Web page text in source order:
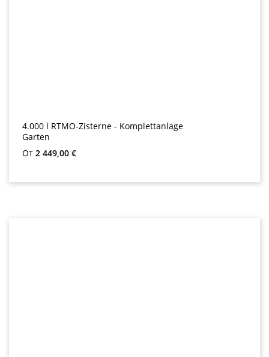
4.000 l RTMO-Zisterne - Komplettanlage
Garten
Обычная цена:
От 2 449,00 €